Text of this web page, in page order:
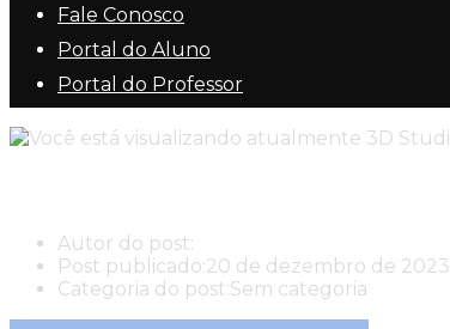
Fale Conosco
Portal do Aluno
Portal do Professor
Autor do post:
Post publicado:20 de dezembro de 2023
Categoria do post:Sem categoria